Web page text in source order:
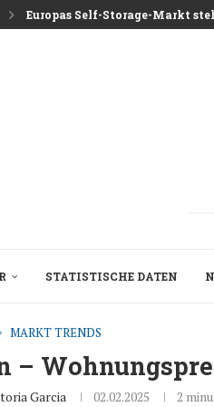
Europas Self-Storage-Markt
STATISTISCHE DATEN
MARKT TRENDS
–
Garcia 02.02.2025 2